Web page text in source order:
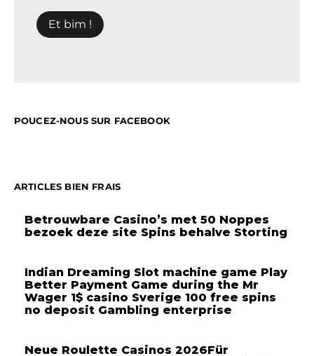
POUCEZ-NOUS SUR FACEBOOK
ARTICLES BIEN FRAIS
Betrouwbare Casino’s met 50 Noppes
bezoek deze site Spins behalve Storting
Indian Dreaming Slot machine game Play
Better Payment Game during the Mr
Wager 1$ casino Sverige 100 free spins
no deposit Gambling enterprise
Neue Roulette Casinos 2026Für